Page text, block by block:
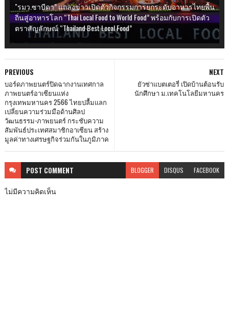
"รมว.ซาบีดา” แถลงข่าวเปิดตัวกิจกรรมการยกระดับอาหารไทยพื้น
ถิ่นสู่อาหารโลก “Thai Local Food to World Food” พร้อมกับการเปิดตัว
ตราสัญลักษณ์ “Thailand Best Local Food”
NEXT
ยัวซ่าแบตเตอรี่ เปิดบ้านต้อนรับ
นักศึกษา ม.เทคโนโลยีมหานคร
PREVIOUS
บอร์ดภาพยนตร์ปิดฉากงานเทศกาล
ภาพยนตร์อาเซียนแห่ง
กรุงเทพมหานคร 2566 ไทยปลื้มแลก
เปลี่ยนความร่วมมือด้านศิลป
วัฒนธรรม-ภาพยนตร์ กระชับความ
สัมพันธ์ประเทศสมาชิกอาเซียน สร้าง
มูลค่าทางเศรษฐกิจร่วมกันในภูมิภาค
POST COMMENT BLOGGER DISQUS FACEBOOK
ไม่มีความคิดเห็น